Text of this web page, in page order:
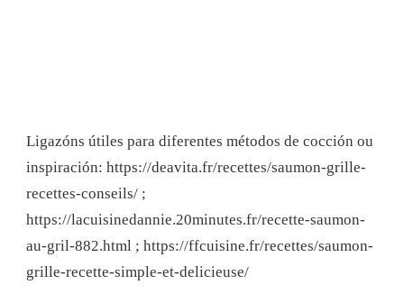
Ligazóns útiles para diferentes métodos de cocción ou
inspiración: https://deavita.fr/recettes/saumon-grille-
recettes-conseils/ ;
https://lacuisinedannie.20minutes.fr/recette-saumon-
au-gril-882.html ; https://ffcuisine.fr/recettes/saumon-
grille-recette-simple-et-delicieuse/